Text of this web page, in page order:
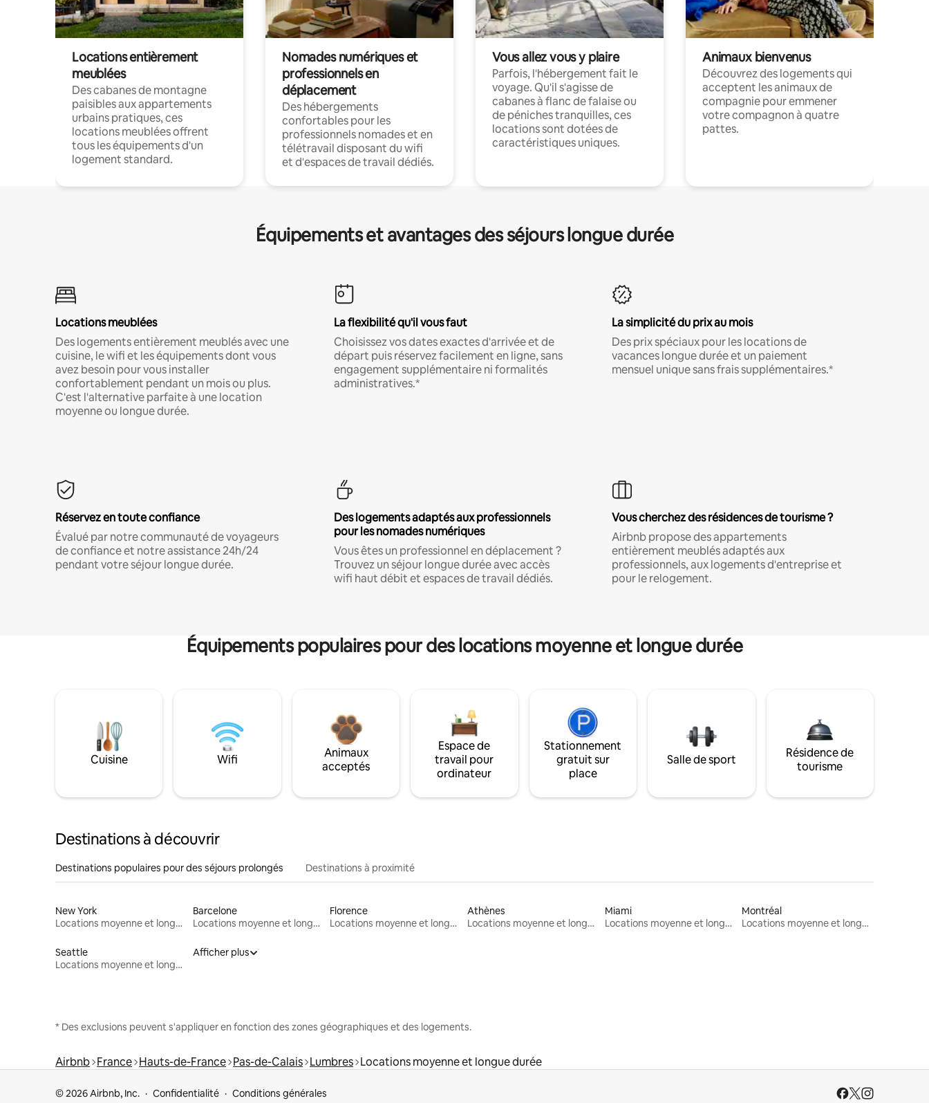
Locations entièrement
meublées
Des cabanes de montagne
paisibles aux appartements
urbains pratiques, ces
locations meublées offrent
tous les équipements d'un
logement standard.
Nomades numériques et
professionnels en
déplacement
Des hébergements
confortables pour les
professionnels nomades et en
télétravail disposant du wifi
et d'espaces de travail dédiés.
Vous allez vous y plaire
Parfois, l'hébergement fait le
voyage. Qu'il s'agisse de
cabanes à flanc de falaise ou
de péniches tranquilles, ces
locations sont dotées de
caractéristiques uniques.
Animaux bienvenus
Découvrez des logements qui
acceptent les animaux de
compagnie pour emmener
votre compagnon à quatre
pattes.
Équipements et avantages des séjours longue durée
Locations meublées
Des logements entièrement meublés avec une
cuisine, le wifi et les équipements dont vous
avez besoin pour vous installer
confortablement pendant un mois ou plus.
C'est l'alternative parfaite à une location
moyenne ou longue durée.
La flexibilité qu'il vous faut
Choisissez vos dates exactes d'arrivée et de
départ puis réservez facilement en ligne, sans
engagement supplémentaire ni formalités
administratives.*
La simplicité du prix au mois
Des prix spéciaux pour les locations de
vacances longue durée et un paiement
mensuel unique sans frais supplémentaires.*
Réservez en toute confiance
Évalué par notre communauté de voyageurs
de confiance et notre assistance 24h/24
pendant votre séjour longue durée.
Des logements adaptés aux professionnels
pour les nomades numériques
Vous êtes un professionnel en déplacement ?
Trouvez un séjour longue durée avec accès
wifi haut débit et espaces de travail dédiés.
Vous cherchez des résidences de tourisme ?
Airbnb propose des appartements
entièrement meublés adaptés aux
professionnels, aux logements d'entreprise et
pour le relogement.
Équipements populaires pour des locations moyenne et longue durée
Cuisine Wifi
Animaux
acceptés
Espace de
travail pour
ordinateur
Stationnement
gratuit sur
place
Salle de sport
Résidence de
tourisme
Destinations à découvrir
Destinations populaires pour des séjours prolongés Destinations à proximité
New York
Locations moyenne et longue durée
Barcelone
Locations moyenne et longue durée
Florence
Locations moyenne et longue durée
Athènes
Locations moyenne et longue durée
Miami
Locations moyenne et longue durée
Montréal
Locations moyenne et longue durée
Seattle
Locations moyenne et longue durée
Afficher plus
* Des exclusions peuvent s'appliquer en fonction des zones géographiques et des logements.
Airbnb France Hauts-de-France Pas-de-Calais Lumbres Locations moyenne et longue durée
© 2026 Airbnb, Inc. Confidentialité Conditions générales